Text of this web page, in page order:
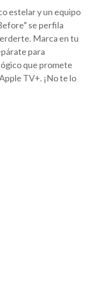
estelar y un equipo
se perfila
Marca en tu
para
que promete
TV+. ¡No te lo